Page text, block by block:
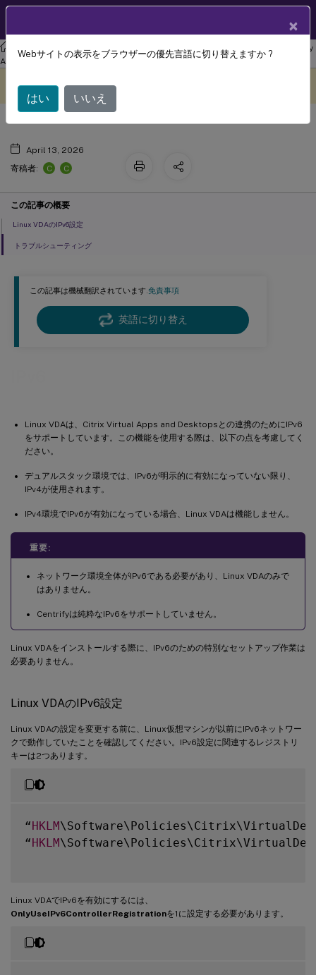
リナックス バーチャル デリバリー エージェント
Linux Virtual Delivery
Agent 2210
この記事は機械翻訳されています.免責事項
英語に切り替え
Linux VDAは、Citrix Virtual Apps and Desktopsとの連携のためにIPv6
をサポートしています。この機能を使用する際は、以下の点を考慮してく
ださい。
デュアルスタック環境では、IPv6が明示的に有効になっていない限り、
IPv4が使用されます。
IPv4環境でIPv6が有効になっている場合、Linux VDAは機能しません。
重要:
ネットワーク環境全体がIPv6である必要があり、Linux VDAのみで
はありません。
Centrifyは純粋なIPv6をサポートしていません。
Linux VDAをインストールする際に、IPv6のための特別なセットアップ作業は
必要ありません。
Linux VDAのIPv6設定
Linux VDAの設定を変更する前に、Linux仮想マシンが以前にIPv6ネットワー
クで動作していたことを確認してください。IPv6設定に関連するレジストリ
キーは2つあります。
“HKLM
“HKLM
Linux VDAでIPv6を有効にするには、
OnlyUseIPv6ControllerRegistrationを1に設定する必要があります。
翻訳されています。
IPv6
April 13, 2026
寄稿者:
C C
この記事の概要
Linux VDAのIPv6設定
トラブルシューティング
×
Webサイトの表示をブラウザーの優先言語に切り替えますか ?
はい いいえ